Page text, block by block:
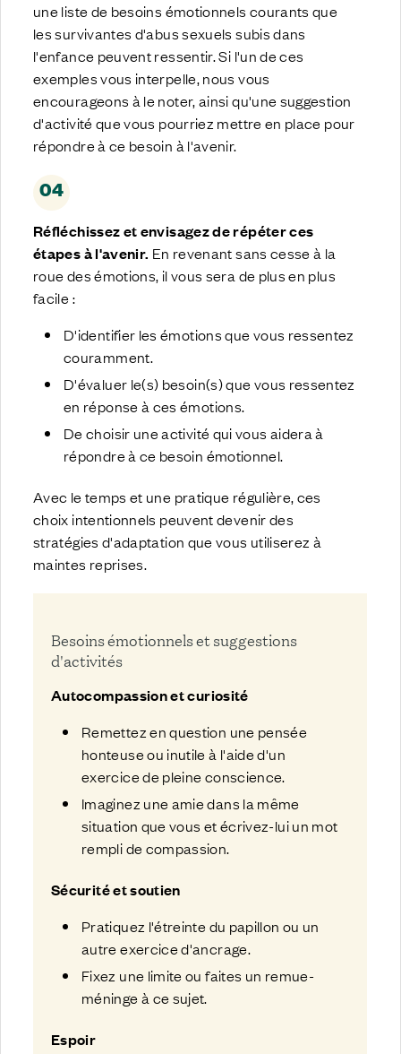
une liste de besoins émotionnels courants que
les survivantes d'abus sexuels subis dans
l'enfance peuvent ressentir. Si l'un de ces
exemples vous interpelle, nous vous
encourageons à le noter, ainsi qu'une suggestion
d'activité que vous pourriez mettre en place pour
répondre à ce besoin à l'avenir.
04
Réfléchissez et envisagez de répéter ces
étapes à l'avenir. En revenant sans cesse à la
roue des émotions, il vous sera de plus en plus
facile :
D'identifier les émotions que vous ressentez
couramment.
D'évaluer le(s) besoin(s) que vous ressentez
en réponse à ces émotions.
De choisir une activité qui vous aidera à
répondre à ce besoin émotionnel.
Avec le temps et une pratique régulière, ces
choix intentionnels peuvent devenir des
stratégies d'adaptation que vous utiliserez à
maintes reprises.
Besoins émotionnels et suggestions
d'activités
Autocompassion et curiosité
Remettez en question une pensée
honteuse ou inutile à l'aide d'un
exercice de pleine conscience.
Imaginez une amie dans la même
situation que vous et écrivez-lui un mot
rempli de compassion.
Sécurité et soutien
Pratiquez l'étreinte du papillon ou un
autre exercice d'ancrage.
Fixez une limite ou faites un remue-
méninge à ce sujet.
Espoir